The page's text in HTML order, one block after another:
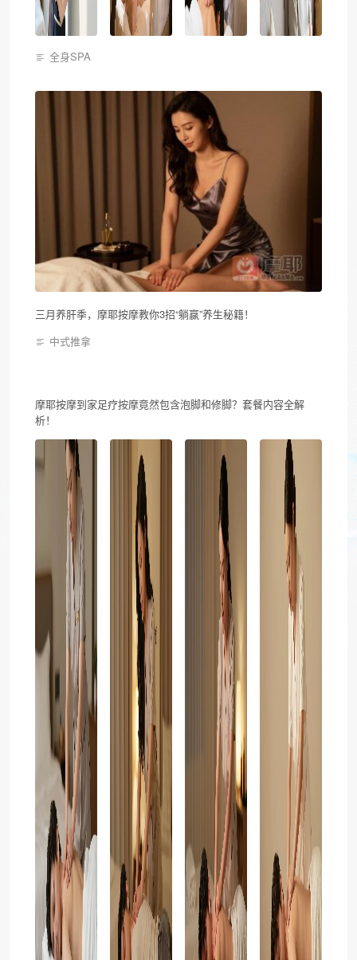
全身SPA
三月养肝季，摩耶按摩教你3招“躺赢”养生秘籍！
中式推拿
摩耶按摩到家足疗按摩竟然包含泡脚和修脚？套餐内容全解
析！